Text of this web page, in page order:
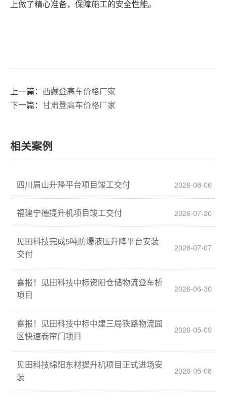
上做了精心准备，保障施工的安全性能。
上一篇： 西藏登高车价格厂家
下一篇： 甘肃登高车价格厂家
相关案例
四川眉山升降平台项目竣工交付 2026-08-06
福建宁德提升机项目竣工交付 2026-07-20
见田科技完成5吨防爆液压升降平台安装
交付
2026-07-07
喜报！见田科技中标资阳仓储物流登车桥
项目
2026-06-30
喜报！见田科技中标中建三局铁路物流园
区快速卷帘门项目
2026-05-09
见田科技绵阳东材提升机项目正式进场安
装
2026-05-08